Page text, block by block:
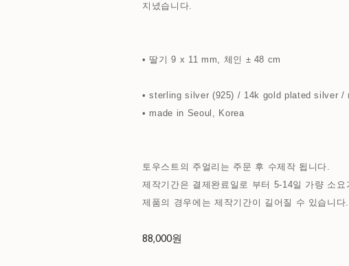
지녔습니다.
• 딸기 9 x 11 mm, 체인 ± 48 cm
• sterling silver (925) / 14k gold plated silver /
• made in Seoul, Korea
토우스트의 주얼리는 주문 후 수제작 됩니다.
제작기간은 결제완료일로 부터 5-14일 가량 소
제품의 경우에는 제작기간이 길어질 수 있습니다.
88,000원